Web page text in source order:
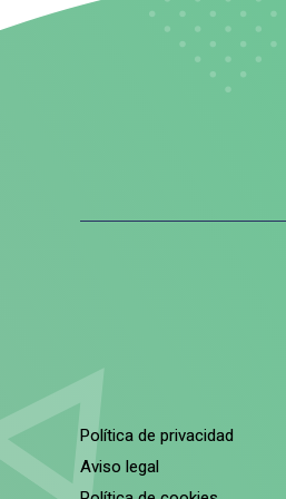
Política de privacidad
Aviso legal